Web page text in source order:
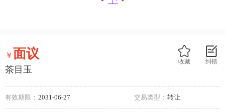
纠错
收藏
￥面议
茶目玉
有效期限： 2031-06-27 交易类型： 转让